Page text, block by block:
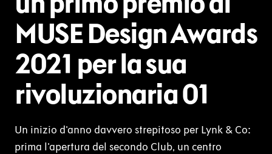
MUSE Design Awards
2021 per la sua
rivoluzionaria 01
Un inizio d'anno davvero strepitoso per Lynk & Co:
prima l'apertura del secondo Club, un centro